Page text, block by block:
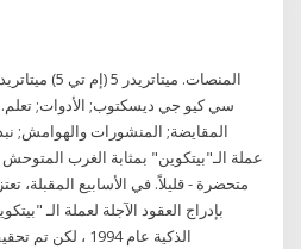
سي كيو جي ديسكتوب; الأدوات;
المقايضة; المنشورات والهوامش;
عملة الـ"بيتكوين" بمثابة الغرب
متحضرة - قليلاً. في الأسابيع المقبلة،
بإدراج العقود الآجلة لعملة الـ